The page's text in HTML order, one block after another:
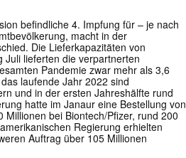
befindliche 4. Impfung für – je nach
macht in der
Die Lieferkapazitäten von
Juli lieferten die verpartnerten
Pandemie zwar mehr als 3,6
laufende Jahr 2022 sind
und in der ersten Jahreshälfte rund
hatte im Janaur eine Bestellung von
bei Biontech/Pfizer, rund 200
Regierung erhielten
Auftrag über 105 Millionen